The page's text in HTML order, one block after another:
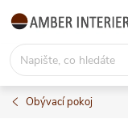
Přejít
obsah
Obývací pokoj